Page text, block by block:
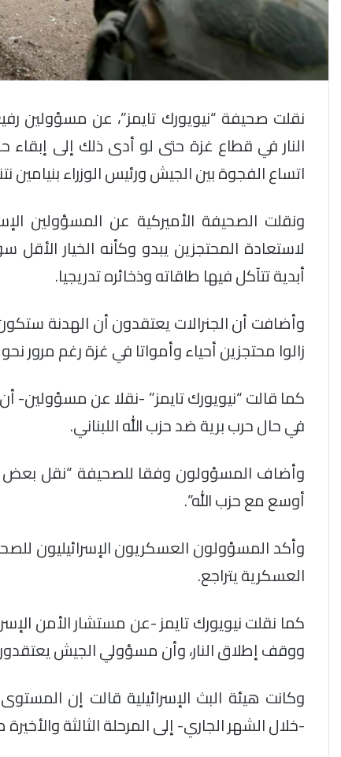
نقلت صحيفة “نيويورك تايمز”، عن مسؤولين
النار في قطاع غزة حتى لو أدى ذلك إلى
اتساع الفجوة بين الجيش ورئيس الوزراء بنيامين
ونقلت الصحيفة الأميركية عن المسؤولين
لاستعادة المحتجزين يبدو وكأنه الخيار
أبدية تتآكل فيها طاقاته وذخائره تدريجيا.
زالوا محتجزين أحياء وأمواتا في غزة رغم مرور نحو 9 أشهر على حرب متواصلة على القطاع المحاصر.
كما قالت “نيويورك تايمز” -نقلا عن مسؤولين-
في حال حرب برية ضد حزب الله اللبناني.
وأضاف المسؤولون وفقا للصحيفة “نقل بعض
أوسع مع حزب الله”.
وأكد المسؤولون العسكريون الإسرائيليون
العسكرية يتراجع.
كما نقلت نيويورك تايمز -عن مستشار الأمن
ووقف إطلاق النار، وأن مسؤولي الجيش
وكانت هيئة البث الإسرائيلية قالت إن
-خلال الشهر الجاري- إلى المرحلة الثالثة